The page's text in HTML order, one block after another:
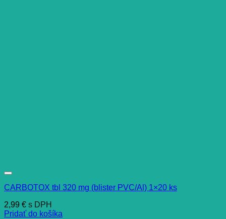
CARBOTOX tbl 320 mg (blister PVC/Al) 1×20 ks
2,99 € s DPH
Pridať do košíka